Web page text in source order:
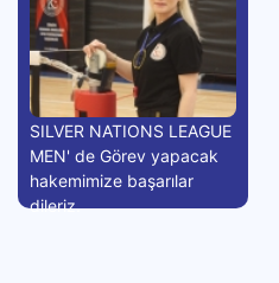
SILVER NATIONS LEAGUE
MEN' de Görev yapacak
hakemimize başarılar
dileriz.